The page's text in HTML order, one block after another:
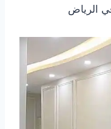
الرياض